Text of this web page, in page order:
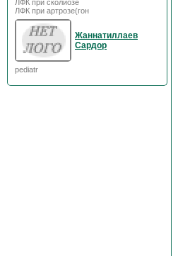
ЛФК при сколиозе
ЛФК при артрозе(гон
Жаннатиллаев
Сардор
pediatr